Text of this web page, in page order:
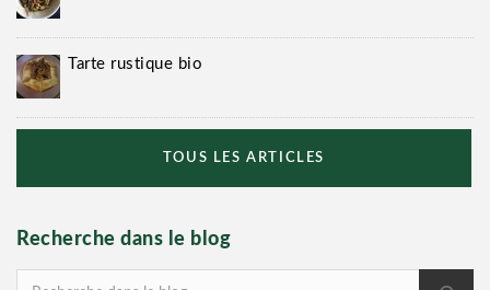
Tarte rustique bio
TOUS LES ARTICLES
Recherche dans le blog